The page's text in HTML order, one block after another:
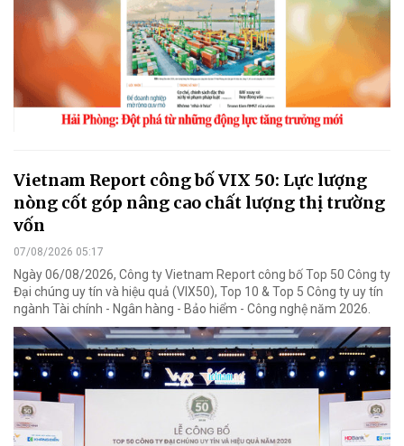
Vietnam Report công bố VIX 50: Lực lượng
nòng cốt góp nâng cao chất lượng thị trường
vốn
07/08/2026 05:17
Ngày 06/08/2026, Công ty Vietnam Report công bố Top 50 Công ty
Đại chúng uy tín và hiệu quả (VIX50), Top 10 & Top 5 Công ty uy tín
ngành Tài chính - Ngân hàng - Bảo hiểm - Công nghệ năm 2026.